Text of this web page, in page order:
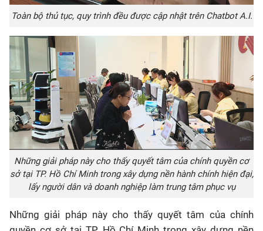
Toàn bộ thủ tục, quy trình đều được cập nhật trên Chatbot A.I.
Những giải pháp này cho thấy quyết tâm của chính quyền cơ
sở tại TP. Hồ Chí Minh trong xây dựng nền hành chính hiện đại,
lấy người dân và doanh nghiệp làm trung tâm phục vụ
Những giải pháp này cho thấy quyết tâm của chính